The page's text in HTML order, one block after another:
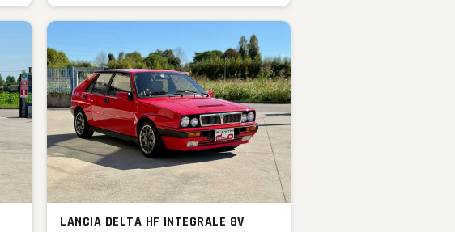
LANCIA DELTA HF INTEGRALE 8V